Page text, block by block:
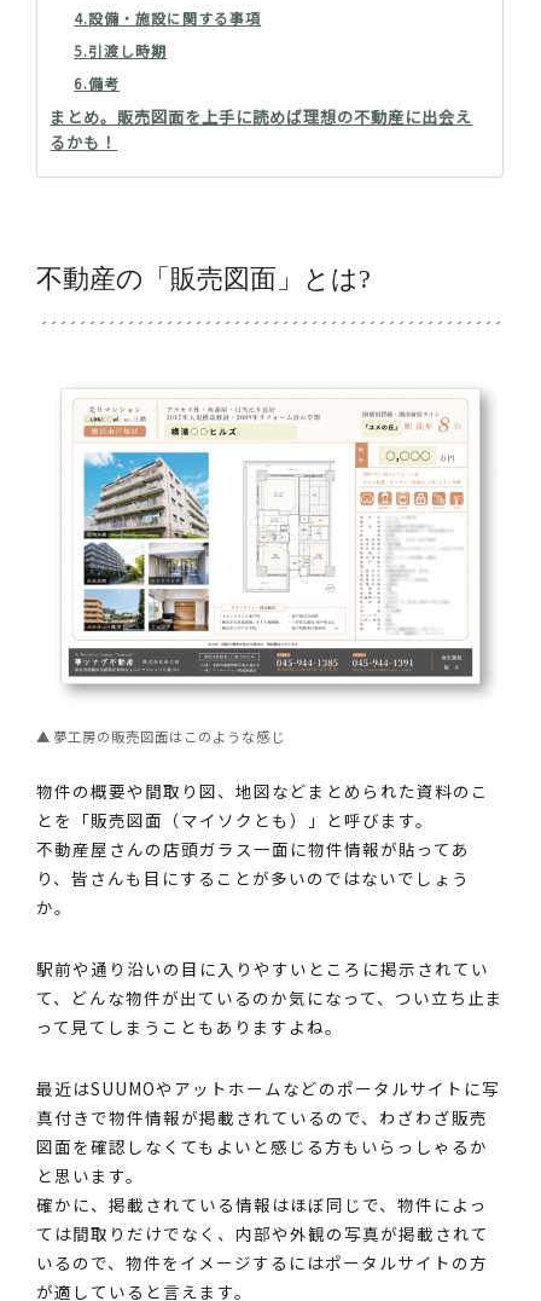
4.設備・施設に関する事項
5.引渡し時期
6.備考
まとめ。販売図面を上手に読めば理想の不動産に出会え
るかも！
不動産の「販売図面」とは?
夢工房の販売図面はこのような感じ
物件の概要や間取り図、地図などまとめられた資料のこ
とを「販売図面（マイソクとも）」と呼びます。
不動産屋さんの店頭ガラス一面に物件情報が貼ってあ
り、皆さんも目にすることが多いのではないでしょう
か。
駅前や通り沿いの目に入りやすいところに掲示されてい
て、どんな物件が出ているのか気になって、つい立ち止ま
って見てしまうこともありますよね。
最近はSUUMOやアットホームなどのポータルサイトに写
真付きで物件情報が掲載されているので、わざわざ販売
図面を確認しなくてもよいと感じる方もいらっしゃるか
と思います。
確かに、掲載されている情報はほぼ同じで、物件によっ
ては間取りだけでなく、内部や外観の写真が掲載されて
いるので、物件をイメージするにはポータルサイトの方
が適していると言えます。